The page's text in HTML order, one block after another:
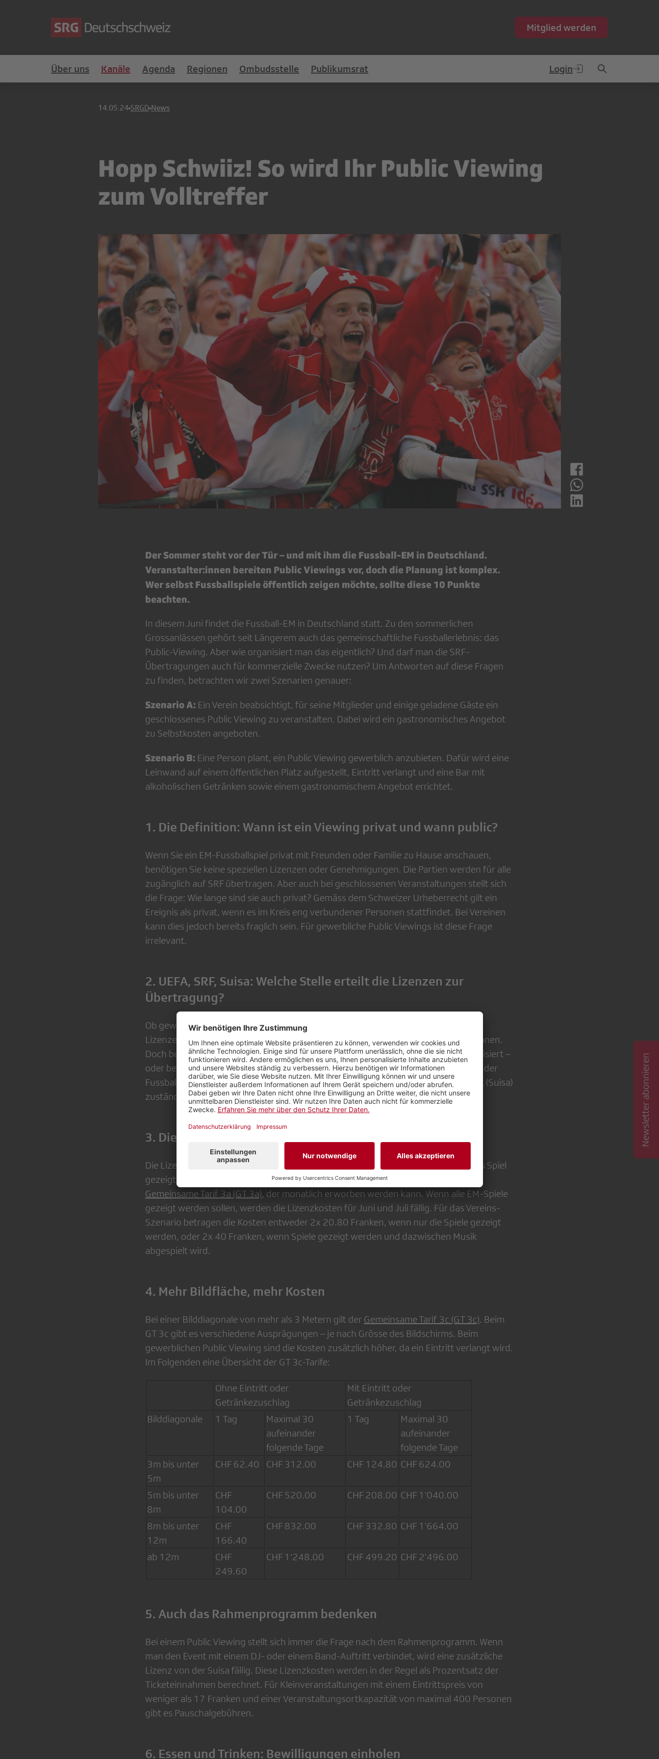
Mitglied werden
Über uns Kanäle Agenda Regionen Ombudsstelle Publikumsrat Login
14.05.24 SRGD News
Hopp Schwiiz! So wird Ihr Public Viewing
zum Volltreffer
Der Sommer steht vor der Tür – und mit ihm die Fussball-EM in Deutschland.
Veranstalter:innen bereiten Public Viewings vor, doch die Planung ist komplex.
Wer selbst Fussballspiele öffentlich zeigen möchte, sollte diese 10 Punkte
beachten.
In diesem Juni findet die Fussball-EM in Deutschland statt. Zu den sommerlichen
Grossanlässen gehört seit Längerem auch das gemeinschaftliche Fussballerlebnis: das
Public-Viewing. Aber wie organisiert man das eigentlich? Und darf man die SRF-
Übertragungen auch für kommerzielle Zwecke nutzen? Um Antworten auf diese Fragen
zu finden, betrachten wir zwei Szenarien genauer:
Szenario A: Ein Verein beabsichtigt, für seine Mitglieder und einige geladene Gäste ein
geschlossenes Public Viewing zu veranstalten. Dabei wird ein gastronomisches Angebot
zu Selbstkosten angeboten.
Szenario B: Eine Person plant, ein Public Viewing gewerblich anzubieten. Dafür wird eine
Leinwand auf einem öffentlichen Platz aufgestellt, Eintritt verlangt und eine Bar mit
alkoholischen Getränken sowie einem gastronomischem Angebot errichtet.
1. Die Definition: Wann ist ein Viewing privat und wann public?
Wenn Sie ein EM-Fussballspiel privat mit Freunden oder Familie zu Hause anschauen,
benötigen Sie keine speziellen Lizenzen oder Genehmigungen. Die Partien werden für alle
zugänglich auf SRF übertragen. Aber auch bei geschlossenen Veranstaltungen stellt sich
die Frage: Wie lange sind sie auch privat? Gemäss dem Schweizer Urheberrecht gilt ein
Ereignis als privat, wenn es im Kreis eng verbundener Personen stattfindet. Bei Vereinen
kann dies jedoch bereits fraglich sein. Für gewerbliche Public Viewings ist diese Frage
irrelevant.
2. UEFA, SRF, Suisa: Welche Stelle erteilt die Lizenzen zur
Übertragung?
Ob gewerbliches Event oder Vereinsfest: In beiden Szenarien werden also gewisse
Lizenzen und Genehmigungen benötigt, um ein Public Viewing durchführen zu können.
Doch bei wem müssen diese eingeholt werden? Bei der UEFA, die das Turnier organisiert –
oder bei SRF, das die Spiele in der Deutschschweiz überträgt? Weder noch. Im Falle der
Fussball-EM ist die Schweizer Genossenschaft der Urheber und Verleger von Musik (Suisa)
zuständig.
3. Die 3-Meter-Grenze
Die Lizenzkosten hängen vor allem von der Grösse des Bildschirms ab, auf dem das Spiel
gezeigt wird. Für Bildschirme mit einer Bilddiagonale von bis zu 3 Metern gilt der
Gemeinsame Tarif 3a (GT 3a), der monatlich erworben werden kann. Wenn alle EM-Spiele
gezeigt werden sollen, werden die Lizenzkosten für Juni und Juli fällig. Für das Vereins-
Szenario betragen die Kosten entweder 2x 20.80 Franken, wenn nur die Spiele gezeigt
werden, oder 2x 40 Franken, wenn Spiele gezeigt werden und dazwischen Musik
abgespielt wird.
4. Mehr Bildfläche, mehr Kosten
Bei einer Bilddiagonale von mehr als 3 Metern gilt der Gemeinsame Tarif 3c (GT 3c). Beim
GT 3c gibt es verschiedene Ausprägungen – je nach Grösse des Bildschirms. Beim
gewerblichen Public Viewing sind die Kosten zusätzlich höher, da ein Eintritt verlangt wird.
Im Folgenden eine Übersicht der GT 3c-Tarife:
Ohne Eintritt oder
Getränkezuschlag
Mit Eintritt oder
Getränkezuschlag
Bilddiagonale
1 Tag
Maximal 30
aufeinander
folgende Tage
1 Tag
Maximal 30
aufeinander
folgende Tage
3m bis unter
5m
CHF 62.40 CHF 312.00 CHF 124.80 CHF 624.00
5m bis unter
8m
CHF
104.00
CHF 520.00 CHF 208.00 CHF 1’040.00
8m bis unter
12m
CHF
166.40
CHF 832.00 CHF 332.80 CHF 1’664.00
ab 12m
CHF
249.60
CHF 1’248.00 CHF 499.20 CHF 2’496.00
5. Auch das Rahmenprogramm bedenken
Bei einem Public Viewing stellt sich immer die Frage nach dem Rahmenprogramm. Wenn
man den Event mit einem DJ- oder einem Band-Auftritt verbindet, wird eine zusätzliche
Lizenz von der Suisa fällig. Diese Lizenzkosten werden in der Regel als Prozentsatz der
Ticketeinnahmen berechnet. Für Kleinveranstaltungen mit einem Eintrittspreis von
weniger als 17 Franken und einer Veranstaltungsortkapazität von maximal 400 Personen
gibt es Pauschalgebühren.
6. Essen und Trinken: Bewilligungen einholen
Newsletter abonnieren